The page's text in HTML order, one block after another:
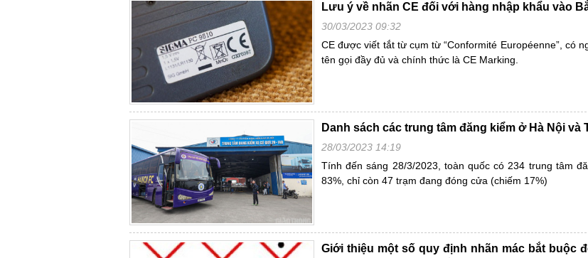
Lưu ý về nhãn CE đối với hàng nhập khẩu vào
30/03/2023 09:32
CE được viết tắt từ cụm từ “Conformité Européenne”, có
tên gọi đầy đủ và chính thức là CE Marking.
Danh sách các trung tâm đăng kiểm ở Hà Nội và
28/03/2023 14:19
Tính đến sáng 28/3/2023, toàn quốc có 234 trung tâm
83%, chỉ còn 47 trạm đang đóng cửa (chiếm 17%)
Giới thiệu một số quy định nhãn mác bắt buộc